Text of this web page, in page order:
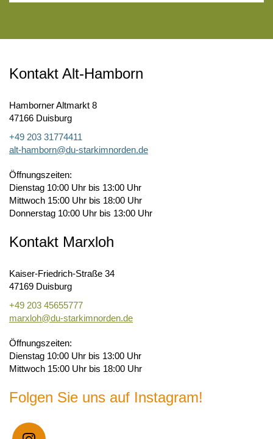
Kontakt Alt-Hamborn
Hamborner Altmarkt 8
47166 Duisburg
+49 203 31774411
alt-hamborn@du-starkimnorden.de
Öffnungszeiten:
Dienstag 10:00 Uhr bis 13:00 Uhr
Mittwoch 15:00 Uhr bis 18:00 Uhr
Donnerstag 10:00 Uhr bis 13:00 Uhr
Kontakt Marxloh
Kaiser-Friedrich-Straße 34
47169 Duisburg
+49 203 45655777
marxloh@du-starkimnorden.de
Öffnungszeiten:
Dienstag 10:00 Uhr bis 13:00 Uhr
Mittwoch 15:00 Uhr bis 18:00 Uhr
Folgen Sie uns auf Instagram!